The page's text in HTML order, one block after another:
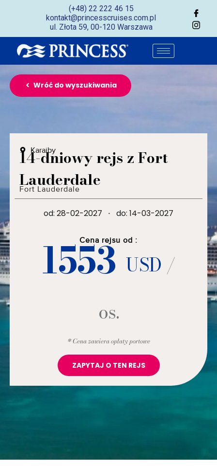
(+48) 22 222 46 15
kontakt@princesscruises.com.pl
ul. Złota 59, 00-120 Warszawa
Wróć do wyszukiwania
Karaiby
14-dniowy rejs z Fort
Lauderdale
Fort Lauderdale
od: 28-02-2027 · do: 14-03-2027
Cena rejsu od :
1553USD /
os.
* Cena zawiera opłaty portowe
ZAPYTAJ O TEN REJS